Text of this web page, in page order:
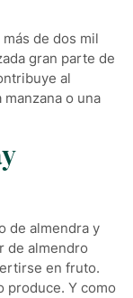
de dos mil
gran parte de
al
o una
de almendra y
de almendro
en fruto.
produce. Y como